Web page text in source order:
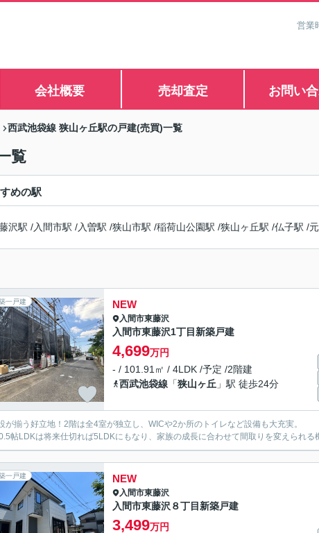
営業
会社概要 売却査定 お問い
西武池袋線 狭山ヶ丘駅の戸建(売買)一覧
覧
めの駅
沢駅 /入間市駅 /入曽駅 /狭山市駅 /稲荷山公園駅 /狭山ヶ丘駅 /仏子駅 /
一戸建 NEW
入間市東藤沢
入間市東藤沢1丁目新築戸建
4,699万円
- / 101.91㎡ / 4LDK /予定 /2階建
西武池袋線 「狭山ヶ丘 」駅 徒歩24分
が揃う好立地！2階は全4室が独立し、WICや2か所のトイレなど設備も大充実。
帖LDKは将来仕切れば5LDKにもなり、家族の成長に合わせて間取りを変えられる
一戸建 NEW
入間市東藤沢
入間市東藤沢８丁目新築戸建
3,499万円